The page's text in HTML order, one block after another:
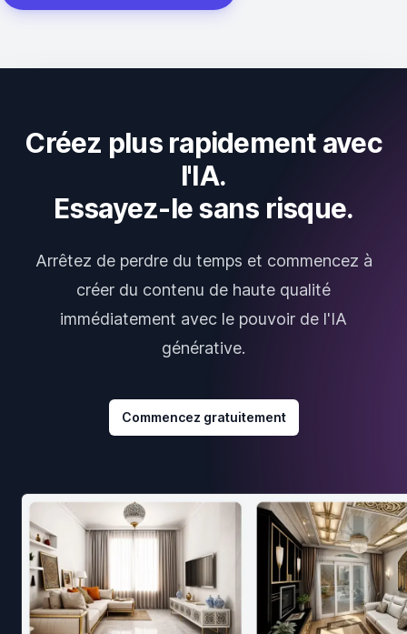
Créez plus rapidement avec
l'IA.
Essayez-le sans risque.
Arrêtez de perdre du temps et commencez à
créer du contenu de haute qualité
immédiatement avec le pouvoir de l'IA
générative.
Commencez gratuitement